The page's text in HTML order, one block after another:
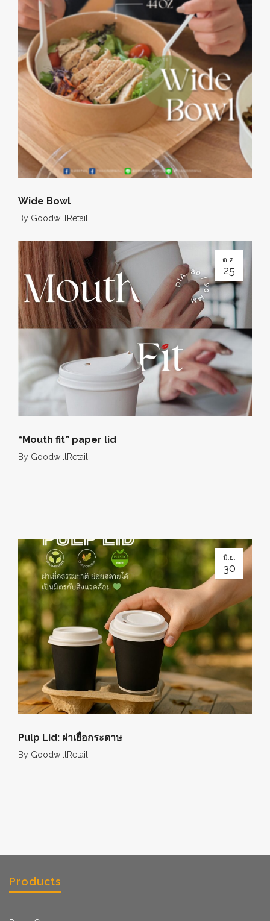
Wide Bowl
By GoodwillRetail
ต.ค.
25
“Mouth fit” paper lid
By GoodwillRetail
มิ.ย.
30
Pulp Lid: ฝาเยื่อกระดาษ
By GoodwillRetail
Products